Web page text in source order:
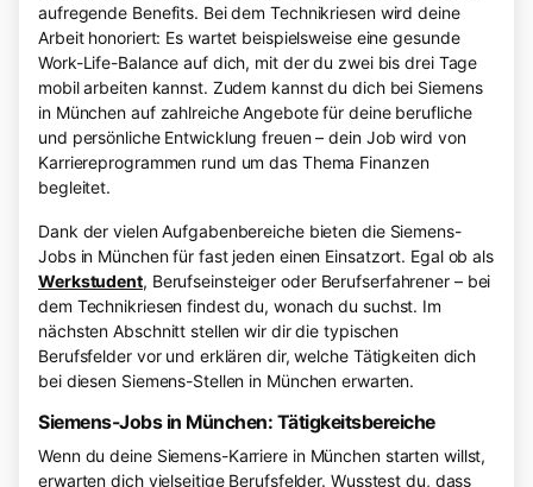
aufregende Benefits. Bei dem Technikriesen wird deine
Arbeit honoriert: Es wartet beispielsweise eine gesunde
Work-Life-Balance auf dich, mit der du zwei bis drei Tage
mobil arbeiten kannst. Zudem kannst du dich bei Siemens
in München auf zahlreiche Angebote für deine berufliche
und persönliche Entwicklung freuen – dein Job wird von
Karriereprogrammen rund um das Thema Finanzen
begleitet.
Dank der vielen Aufgabenbereiche bieten die Siemens-
Jobs in München für fast jeden einen Einsatzort. Egal ob als
Werkstudent, Berufseinsteiger oder Berufserfahrener – bei
dem Technikriesen findest du, wonach du suchst. Im
nächsten Abschnitt stellen wir dir die typischen
Berufsfelder vor und erklären dir, welche Tätigkeiten dich
bei diesen Siemens-Stellen in München erwarten.
Siemens-Jobs in München: Tätigkeitsbereiche
Wenn du deine Siemens-Karriere in München starten willst,
erwarten dich vielseitige Berufsfelder. Wusstest du, dass